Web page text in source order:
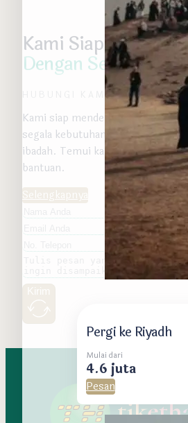
Pergi ke Riyadh
Mulai dari
4.6 juta
Pesan
Kami Siap
Dengan Senang Hati
HUBUNGI KAMI
Kami siap mendengarkan dan
segala kebutuhan dan informasi
ibadah. Temui kami kapan saja
bantuan.
Selengkapnya
Kirim